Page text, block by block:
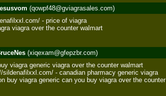
(qowpf48@gviagrasales.com)
- price of viagra
viagra over the counter walmart
(xiqexam@gfepzbr.com)
viagra generic viagra over the counter walmart
- canadian pharmacy generic viagra
buy viagra generic can you buy viagra over the counter